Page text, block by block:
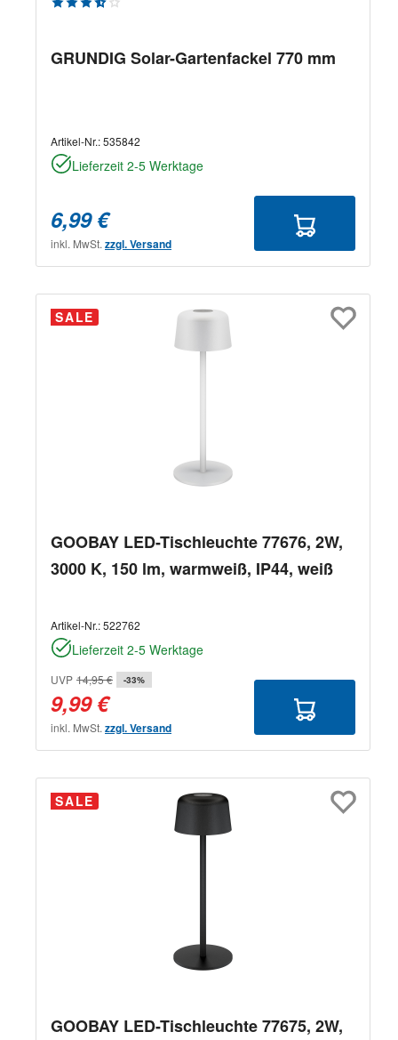
GRUNDIG Solar-Gartenfackel 770 mm
Artikel-Nr.:535842
Lieferzeit 2-5 Werktage
6,99 €
inkl. MwSt. zzgl. Versand
SALE
GOOBAY LED-Tischleuchte 77676, 2W,
3000 K, 150 lm, warmweiß, IP44, weiß
Artikel-Nr.:522762
Lieferzeit 2-5 Werktage
UVP 14,95 € -33%
9,99 €
inkl. MwSt. zzgl. Versand
SALE
GOOBAY LED-Tischleuchte 77675, 2W,